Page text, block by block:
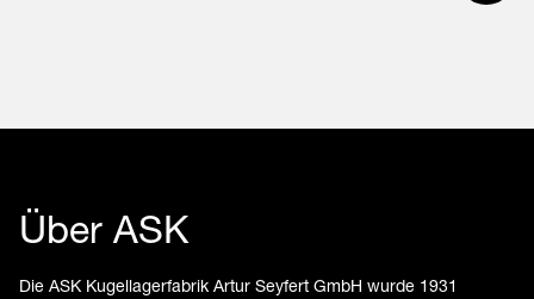
Über ASK
Die ASK Kugellagerfabrik Artur Seyfert GmbH wurde 1931